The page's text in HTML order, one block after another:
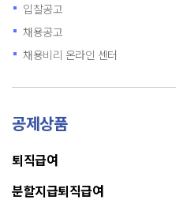
입찰공고
채용공고
채용비리 온라인 센터
공제상품
퇴직급여
분할지급퇴직급여